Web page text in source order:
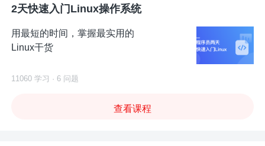
2天快速入门Linux操作系统
用最短的时间，掌握最实用的
Linux干货
11060 学习 · 6 问题
查看课程